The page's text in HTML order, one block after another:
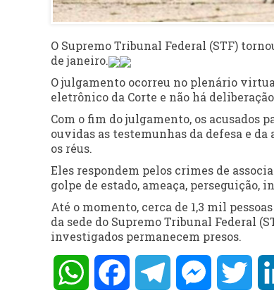
O Supremo Tribunal Federal (STF)
de janeiro.
O julgamento ocorreu no plenário
eletrônico da Corte e não há
Com o fim do julgamento, os acusados
ouvidas as testemunhas da defesa e
os réus.
Eles respondem pelos crimes de
golpe de estado, ameaça, perseguição,
Até o momento, cerca de 1,3 mil
da sede do Supremo Tribunal Federal
investigados permanecem presos.
WhatsAppFacebookTelegramMessenger